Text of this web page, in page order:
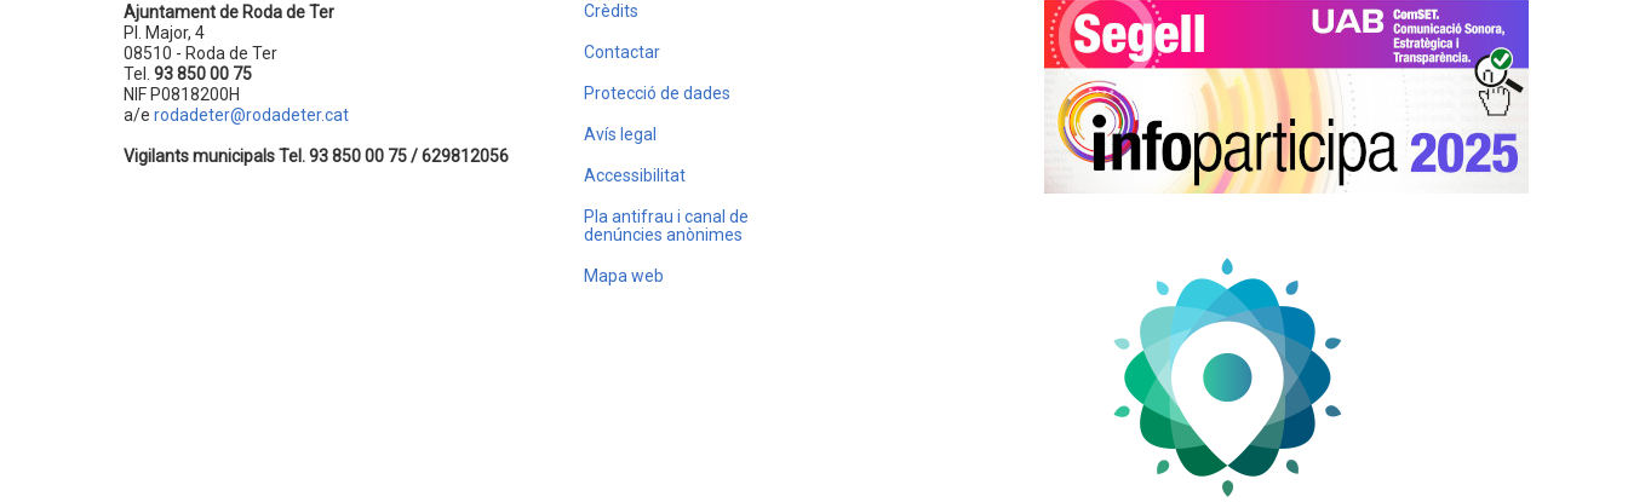
Ajuntament de Roda de Ter
Pl. Major, 4
08510 - Roda de Ter
Tel. 93 850 00 75
NIF P0818200H
a/e rodadeter@rodadeter.cat
Vigilants municipals Tel. 93 850 00 75 / 629812056
Crèdits
Contactar
Protecció de dades
Avís legal
Accessibilitat
Pla antifrau i canal de
denúncies anònimes
Mapa web